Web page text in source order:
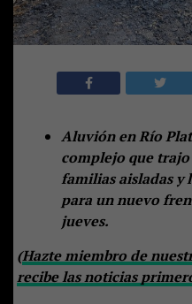
Aluvión en Río
complejo que
familias aisladas y
para un nuevo
jueves.
(Hazte miembro de
recibe las noticias